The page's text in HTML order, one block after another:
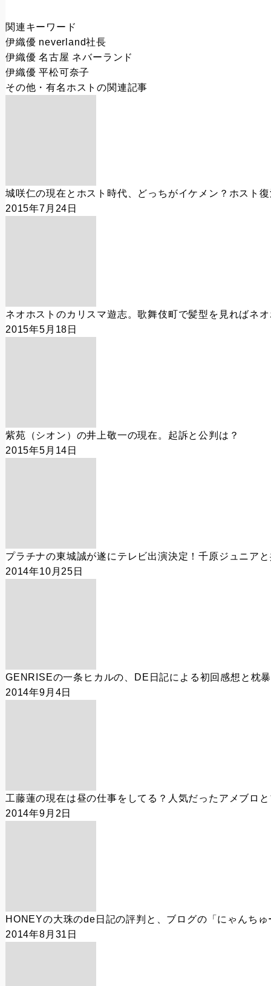
関連キーワード
伊織優 neverland社長
伊織優 名古屋 ネバーランド
伊織優 平松可奈子
その他・有名ホストの関連記事
城咲仁の現在とホスト時代、どっちがイケメン？ホスト
2015年7月24日
ネオホストのカリスマ遊志。歌舞伎町で髪型を見ればネ
2015年5月18日
紫苑（シオン）の井上敬一の現在。起訴と公判は？
2015年5月14日
プラチナの東城誠が遂にテレビ出演決定！千原ジュニア
2014年10月25日
GENRISEの一条ヒカルの、DE日記による初回感想と枕
2014年9月4日
工藤蓮の現在は昼の仕事をしてる？人気だったアメブロ
2014年9月2日
HONEYの大珠のde日記の評判と、ブログの「にゃんちゅ
2014年8月31日